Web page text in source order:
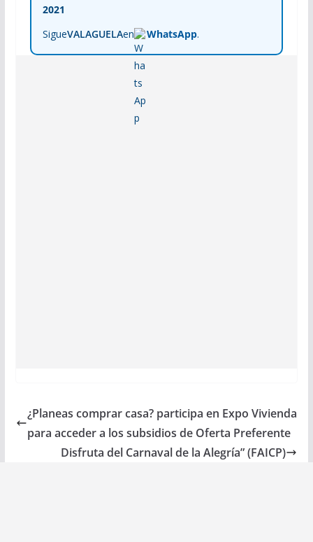
2021
SigueVALAGUELAen WhatsApp.
¿Planeas comprar casa? participa en Expo Vivienda
para acceder a los subsidios de Oferta Preferente
Disfruta del Carnaval de la Alegría” (FAICP)